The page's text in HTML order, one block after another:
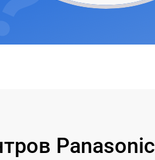
Panasonic